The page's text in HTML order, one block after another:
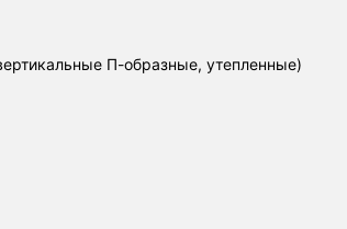
П-образные, утепленные)